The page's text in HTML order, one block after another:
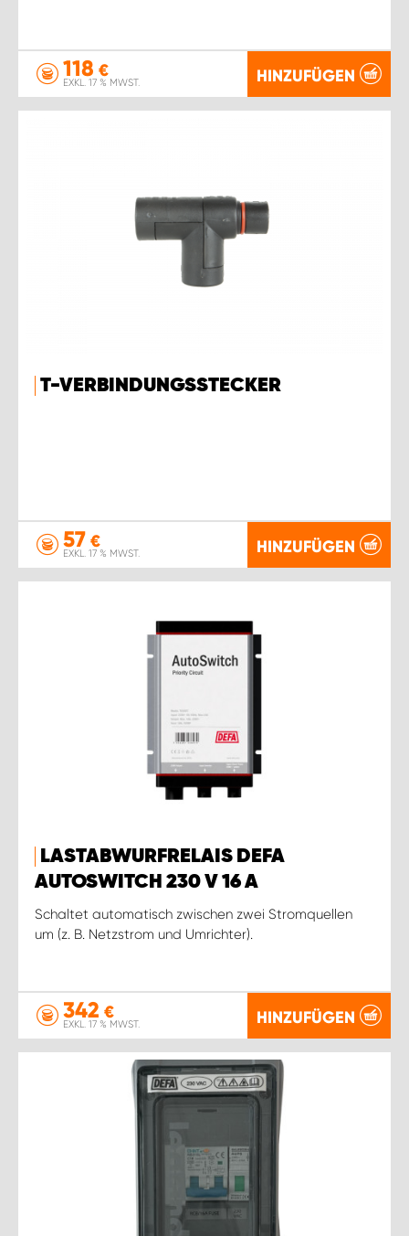
118 €
EXKL. 17 % MWST. HINZUFÜGEN
T-VERBINDUNGSSTECKER
57 €
EXKL. 17 % MWST. HINZUFÜGEN
LASTABWURFRELAIS DEFA
AUTOSWITCH 230 V 16 A
Schaltet automatisch zwischen zwei Stromquellen
um (z. B. Netzstrom und Umrichter).
342 €
EXKL. 17 % MWST. HINZUFÜGEN